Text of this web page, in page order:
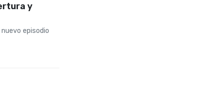
y
episodio